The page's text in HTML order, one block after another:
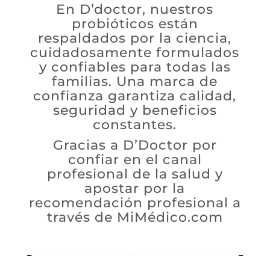
En D’doctor, nuestros
probióticos están
respaldados por la ciencia,
cuidadosamente formulados
y confiables para todas las
familias. Una marca de
confianza garantiza calidad,
seguridad y beneficios
constantes.
Gracias a D’Doctor por
confiar en el canal
profesional de la salud y
apostar por la
recomendación profesional a
través de MiMédico.com